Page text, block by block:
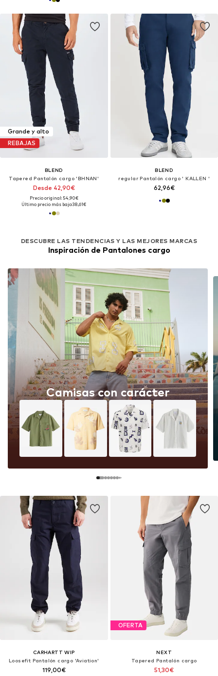
Grande y alto
REBAJAS
BLEND
Tapered Pantalón cargo 'BHNAN'
Desde 42,90€
Precio original: 54,90€
Último precio más bajo:38,61€
DESCUBRE LAS TENDENCIAS Y LAS MEJORES MARCAS
Inspiración de Pantalones cargo
Camisas con carácter
BLEND
regular Pantalón cargo ' KALLEN '
62,96€
CARHARTT WIP
Loosefit Pantalón cargo 'Aviation'
119,00€
OFERTA
NEXT
Tapered Pantalón cargo
51,30€